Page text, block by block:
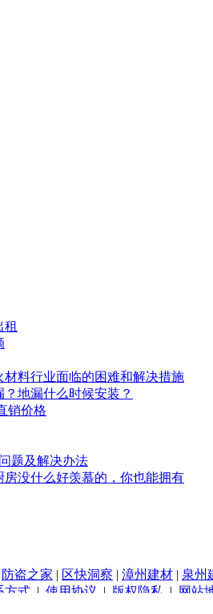
租
料行业面临的困难和解决措施
地漏什么时候安装？
销价格
题及解决办法
没什么好羡慕的，你也能拥有
防盗之家 | 区快洞察 | 漳州建材 | 泉州
方式 | 使用协议 | 版权隐私 | 网站